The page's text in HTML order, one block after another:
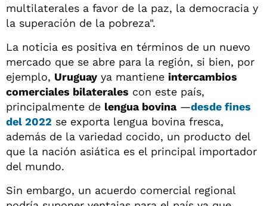
multilaterales a favor de la paz, la democracia y
la superación de la pobreza".
La noticia es positiva en términos de un nuevo
mercado que se abre para la región, si bien, por
ejemplo, Uruguay ya mantiene intercambios
comerciales bilaterales con este país,
principalmente de lengua bovina—desde fines
del 2022 se exporta lengua bovina fresca,
además de la variedad cocido, un producto del
que la nación asiática es el principal importador
del mundo.
Sin embargo, un acuerdo comercial regional